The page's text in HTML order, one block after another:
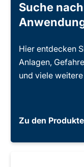
Suche nach
Hier entdecken
Anlagen,
und viele
Zu den